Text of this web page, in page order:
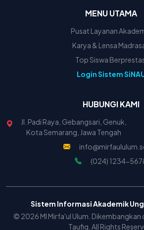
MENU UTAMA
Pusat Layanan
Karya & Lensa
Top Siswa
Login Sistem
HUBUNGI KAMI
Jl. Padi Raya, Gebangsari, Genuk,
Kota Semarang, Jawa Tengah
(024) 1234-
Sistem Informasi Akademik
© 2026 MI Mirfa'ul Ulum. Dikembangkan
Taufiq. All Rights